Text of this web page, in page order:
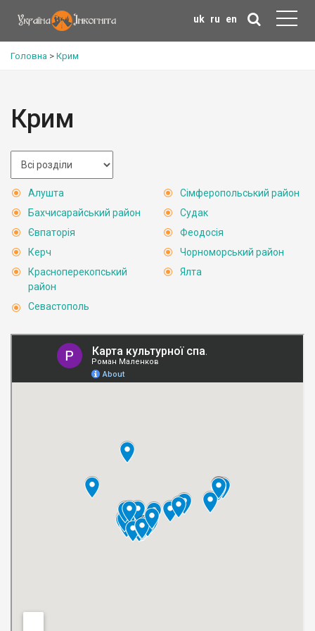
uk ru en
Головна > Крим
Крим
Алушта
Бахчисарайський район
Євпаторія
Керч
Красноперекопський
район
Севастополь
Сімферопольський район
Судак
Феодосія
Чорноморський район
Ялта